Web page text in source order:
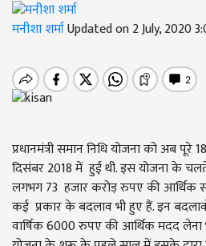
मनीशा शर्माUpdated on 2 July, 2020
प्रधानमंत्री समान निधि योजना को अब
दिसंबर 2018 में हुई थी. इस योजना के
लगभग 73 हजार करोड़ रुपए की आर्थिक
कई प्रकार के बदलाव भी हुए हैं. इन
वार्षिक 6000 रुपए की आर्थिक मदद लेना